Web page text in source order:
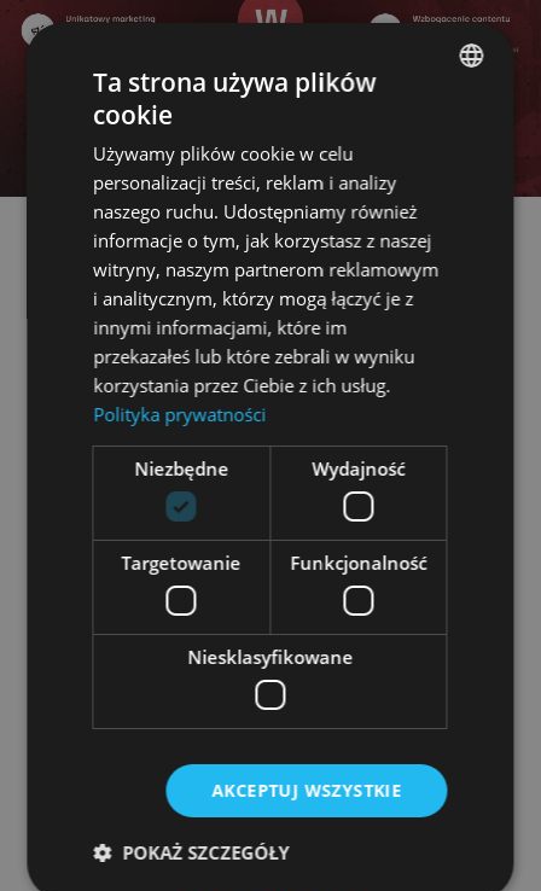
Sponsoring klubu sportowego nie powinien
ograniczać się do tego, by zapewnić sobie
kilka karnetów na trybunę VIP i upewnić się,
że z każdego zakątka stadionu widać duże logo
firmy. OK – to oczywiste benefity – ale nie
powinny przysłaniać mnogości innych
wartości, które można uzyskać rozsądnym
podejściem do umowy i zobowiązań
sponsorskich.
Autor
Franciszek Budzbon
Ta strona używa plików
cookie
Używamy plików cookie w celu
personalizacji treści, reklam i analizy
naszego ruchu. Udostępniamy również
informacje o tym, jak korzystasz z naszej
witryny, naszym partnerom reklamowym
i analitycznym, którzy mogą łączyć je z
innymi informacjami, które im
przekazałeś lub które zebrali w wyniku
korzystania przez Ciebie z ich usług.
Polityka prywatności
Niezbędne Wydajność
Targetowanie Funkcjonalność
Niesklasyfikowane
AKCEPTUJ WSZYSTKIE
POKAŻ SZCZEGÓŁY